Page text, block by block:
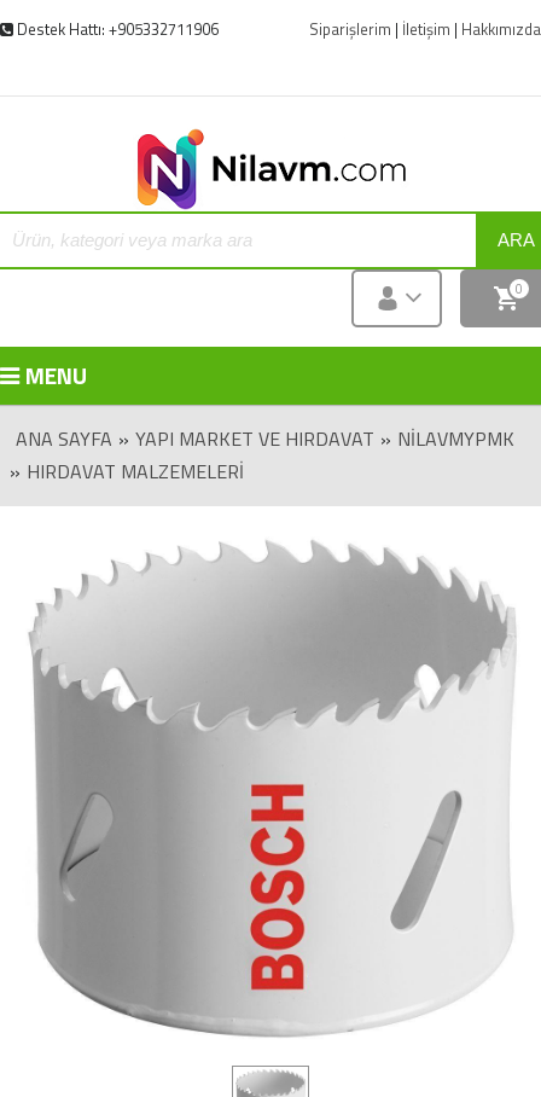
Destek Hattı: +905332711906 Siparişlerim | İletişim | Hakkımızda
ARA
0
MENU
ANA SAYFA » YAPI MARKET VE HIRDAVAT » NILAVMYPMK
» HIRDAVAT MALZEMELERI